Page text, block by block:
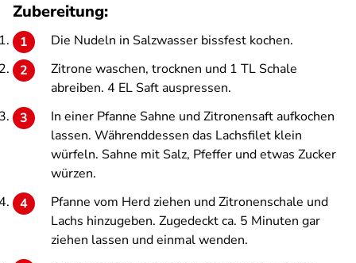
Zubereitung:
Die Nudeln in Salzwasser bissfest kochen.
Zitrone waschen, trocknen und 1 TL Schale
abreiben. 4 EL Saft auspressen.
In einer Pfanne Sahne und Zitronensaft aufkochen
lassen. Währenddessen das Lachsfilet klein
würfeln. Sahne mit Salz, Pfeffer und etwas Zucker
würzen.
Pfanne vom Herd ziehen und Zitronenschale und
Lachs hinzugeben. Zugedeckt ca. 5 Minuten gar
ziehen lassen und einmal wenden.